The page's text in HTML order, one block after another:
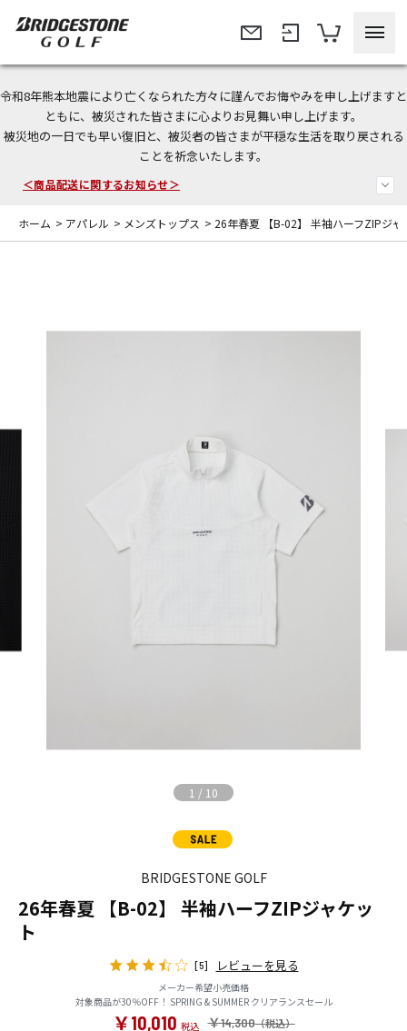
令和8年熊本地震により亡くなられた方々に謹んでお悔やみを申し上げますと
ともに、被災された皆さまに心よりお見舞い申し上げます。
被災地の一日でも早い復旧と、被災者の皆さまが平穏な生活を取り戻される
ことを祈念いたします。
＜夏季休暇中のご注文・発送・お問い合わせ＞
今なら新規会員登録で1,000円OFFクーポンプレゼント！
＜商品配送に関するお知らせ＞
ホーム > アパレル > メンズトップス > 26年春夏 【B-02】 半袖ハーフZIPジャ
1 / 10
BRIDGESTONE GOLF
26年春夏 【B-02】 半袖ハーフZIPジャケッ
ト
[5] レビューを見る
メーカー希望小売価格
対象商品が30％OFF！ SPRING & SUMMER クリアランスセール
￥14,300
￥10,010